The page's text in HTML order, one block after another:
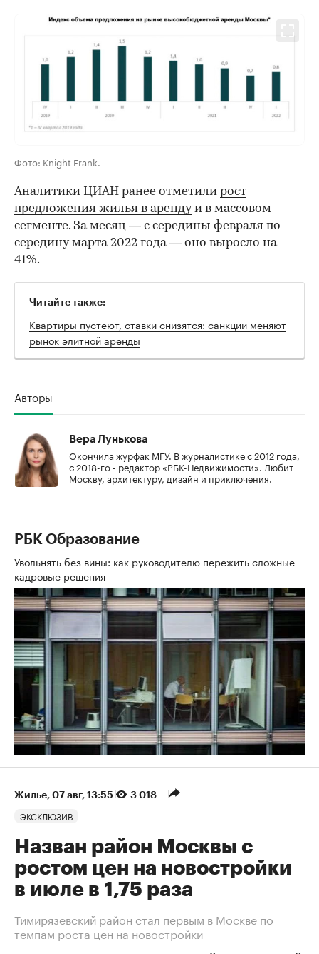
Фото: Knight Frank.
Аналитики ЦИАН ранее отметили рост
предложения жилья в арендуи в массовом
сегменте. За месяц — с середины февраля по
середину марта 2022 года — оно выросло на
41%.
Читайте также:
Квартиры пустеют, ставки снизятся: санкции меняют
рынок элитной аренды
Авторы
Вера Лунькова
Окончила журфак МГУ. В журналистике с 2012 года,
с 2018-го - редактор «РБК-Недвижимости». Любит
Москву, архитектуру, дизайн и приключения.
РБК Образование
Увольнять без вины: как руководителю пережить сложные
кадровые решения
Жилье⁠, 07 авг, 13:55 3 018
ЭКСКЛЮЗИВ
Назван район Москвы с
ростом цен на новостройки
в июле в 1,75 раза
Тимирязевский район стал первым в Москве по
темпам роста цен на новостройки